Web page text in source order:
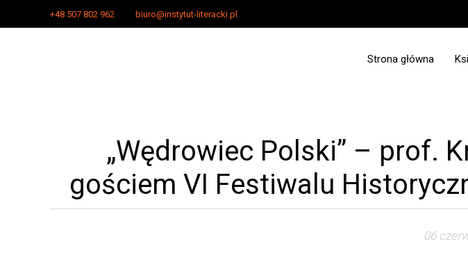
+48 507 802 962 biuro@instytut-literacki.pl
Strona główna
„Wędrowiec Polski” – prof.
gościem VI Festiwalu
06